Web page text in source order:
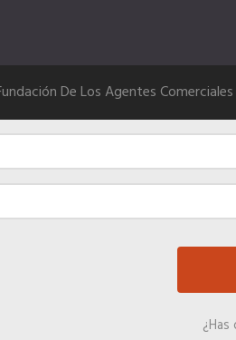
De Los Agentes Comerciales